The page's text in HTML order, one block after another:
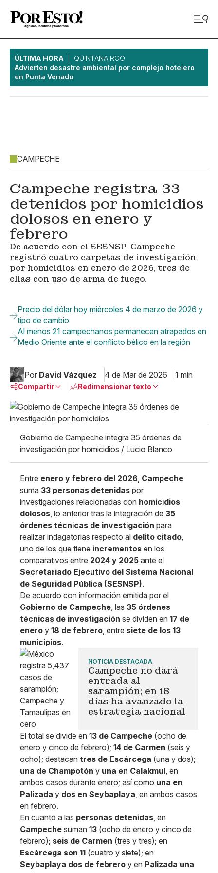
ÚLTIMA HORA
QUINTANA ROO
Advierten desastre ambiental por complejo hotelero
en Punta Venado
CAMPECHE
Campeche registra 33
detenidos por homicidios
dolosos en enero y
febrero
De acuerdo con el SESNSP, Campeche
registró cuatro carpetas de investigación
por homicidios en enero de 2026, tres de
ellas con uso de arma de fuego.
Precio del dólar hoy miércoles 4 de marzo de 2026 y
tipo de cambio
Al menos 21 campechanos permanecen atrapados en
Medio Oriente ante el conflicto bélico en la región
Por David Vázquez 4 de Mar de 2026 1 min
Compartir
Linkedin
Facebook
X
Whatsapp
Copiar enlace
Redimensionar texto
Pequeño
Mediano
Grande
Gobierno de Campeche integra 35 órdenes de
investigación por homicidios / Lucio Blanco
Entre enero y febrero del 2026, Campeche
suma 33 personas detenidas por
investigaciones relacionadas con homicidios
dolosos, lo anterior tras la integración de 35
órdenes técnicas de investigación para
realizar indagatorias respecto al delito citado,
uno de los que tiene incrementos en los
comparativos entre 2024 y 2025 ante el
Secretariado Ejecutivo del Sistema Nacional
de Seguridad Pública (SESNSP).
De acuerdo con información emitida por el
Gobierno de Campeche, las 35 órdenes
técnicas de investigación se dividen en 17 de
enero y 18 de febrero, entre siete de los 13
municipios.
NOTICIA DESTACADA
Campeche no dará
entrada al
sarampión; en 18
días ha avanzado la
estrategia nacional
El total se divide en 13 de Campeche (ocho de
enero y cinco de febrero); 14 de Carmen (seis y
ocho); destacan tres de Escárcega (una y dos);
una de Champotón y una en Calakmul, en
ambos casos durante enero; así como una en
Palizada y dos en Seybaplaya, en ambos casos
en febrero.
En cuanto a las personas detenidas, en
Campeche suman 13 (ocho de enero y cinco de
febrero); seis de Carmen (tres y tres); en
Escárcega son 11 (cuatro y siete); en
Seybaplaya dos de febrero y en Palizada una